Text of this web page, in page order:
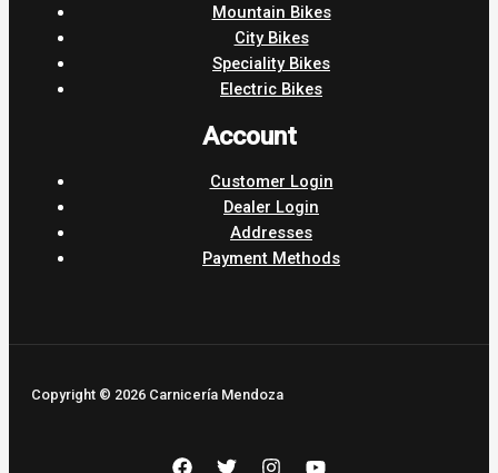
Mountain Bikes
City Bikes
Speciality Bikes
Electric Bikes
Account
Customer Login
Dealer Login
Addresses
Payment Methods
Copyright © 2026 Carnicería Mendoza